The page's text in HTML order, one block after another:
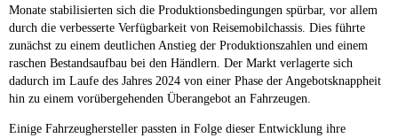
Monate stabilisierten sich die Produktionsbedingungen spürbar, vor allem
durch die verbesserte Verfügbarkeit von Reisemobilchassis. Dies führte
zunächst zu einem deutlichen Anstieg der Produktionszahlen und einem
raschen Bestandsaufbau bei den Händlern. Der Markt verlagerte sich
dadurch im Laufe des Jahres 2024 von einer Phase der Angebotsknappheit
hin zu einem vorübergehenden Überangebot an Fahrzeugen.
Einige Fahrzeughersteller passten in Folge dieser Entwicklung ihre